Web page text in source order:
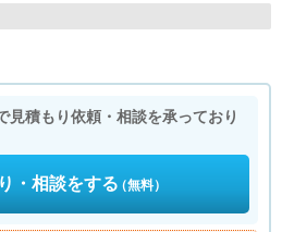
見積もり依頼・相談を承っており
・相談をする（無料）